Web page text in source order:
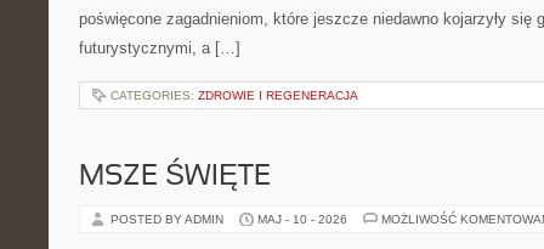
poświęcone zagadnieniom, które jeszcze niedawno kojarzyły się
futurystycznymi, a […]
CATEGORIES: ZDROWIE I REGENERACJA
MSZE ŚWIĘTE
POSTED BY ADMIN MAJ - 10 - 2026 MOŻLIWOŚĆ